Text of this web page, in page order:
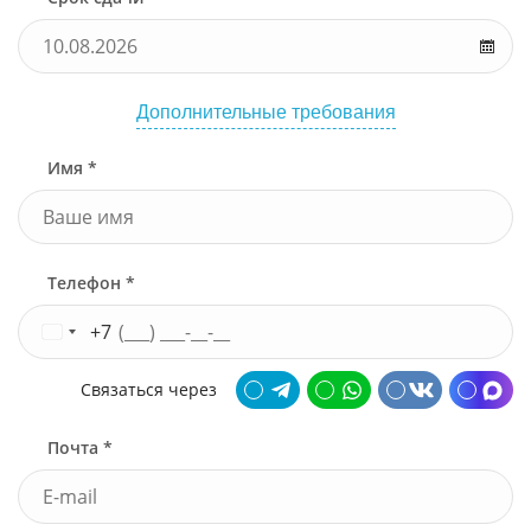
Дополнительные требования
Имя *
Телефон *
+7
Связаться через
Почта *